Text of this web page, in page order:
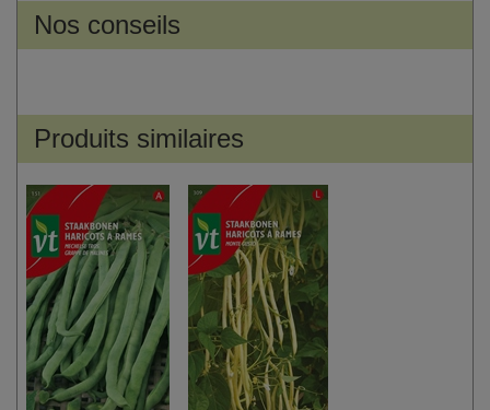
Nos conseils
Produits similaires